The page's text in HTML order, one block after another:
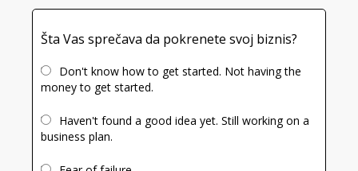
Šta Vas sprečava da pokrenete svoj biznis?
Don't know how to get started. Not having the
money to get started.
Haven't found a good idea yet. Still working on a
business plan.